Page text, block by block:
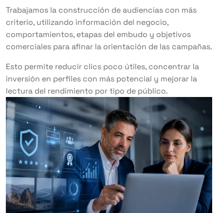
Trabajamos la construcción de audiencias con más
criterio, utilizando información del negocio,
comportamientos, etapas del embudo y objetivos
comerciales para afinar la orientación de las campañas.
Esto permite reducir clics poco útiles, concentrar la
inversión en perfiles con más potencial y mejorar la
lectura del rendimiento por tipo de público.